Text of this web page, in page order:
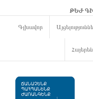
ԹԵԺ
Գլխավոր
Հայերեն